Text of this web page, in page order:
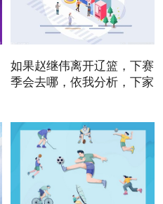
如果赵继伟离开辽篮，下赛
季会去哪，依我分析，下家